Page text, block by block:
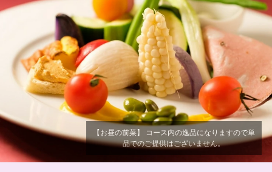
【お昼の前菜】 コース内の逸品になりますので単
品でのご提供はございません。